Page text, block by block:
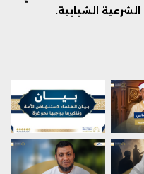
الشبابية.